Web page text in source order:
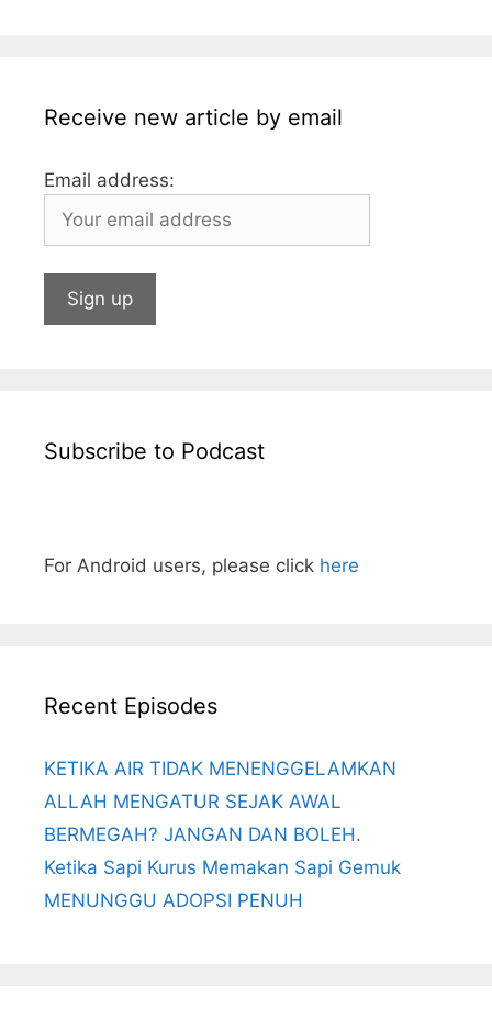
Receive new article by email
Email address:
Subscribe to Podcast
For Android users, please click here
Recent Episodes
KETIKA AIR TIDAK MENENGGELAMKAN
ALLAH MENGATUR SEJAK AWAL
BERMEGAH? JANGAN DAN BOLEH.
Ketika Sapi Kurus Memakan Sapi Gemuk
MENUNGGU ADOPSI PENUH